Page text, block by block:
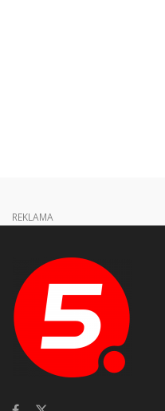
REKLAMA